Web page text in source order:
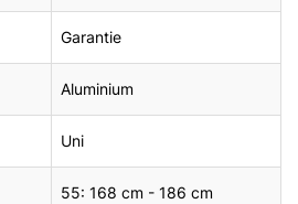
Garantie
Aluminium
Uni
55: 168 cm - 186 cm